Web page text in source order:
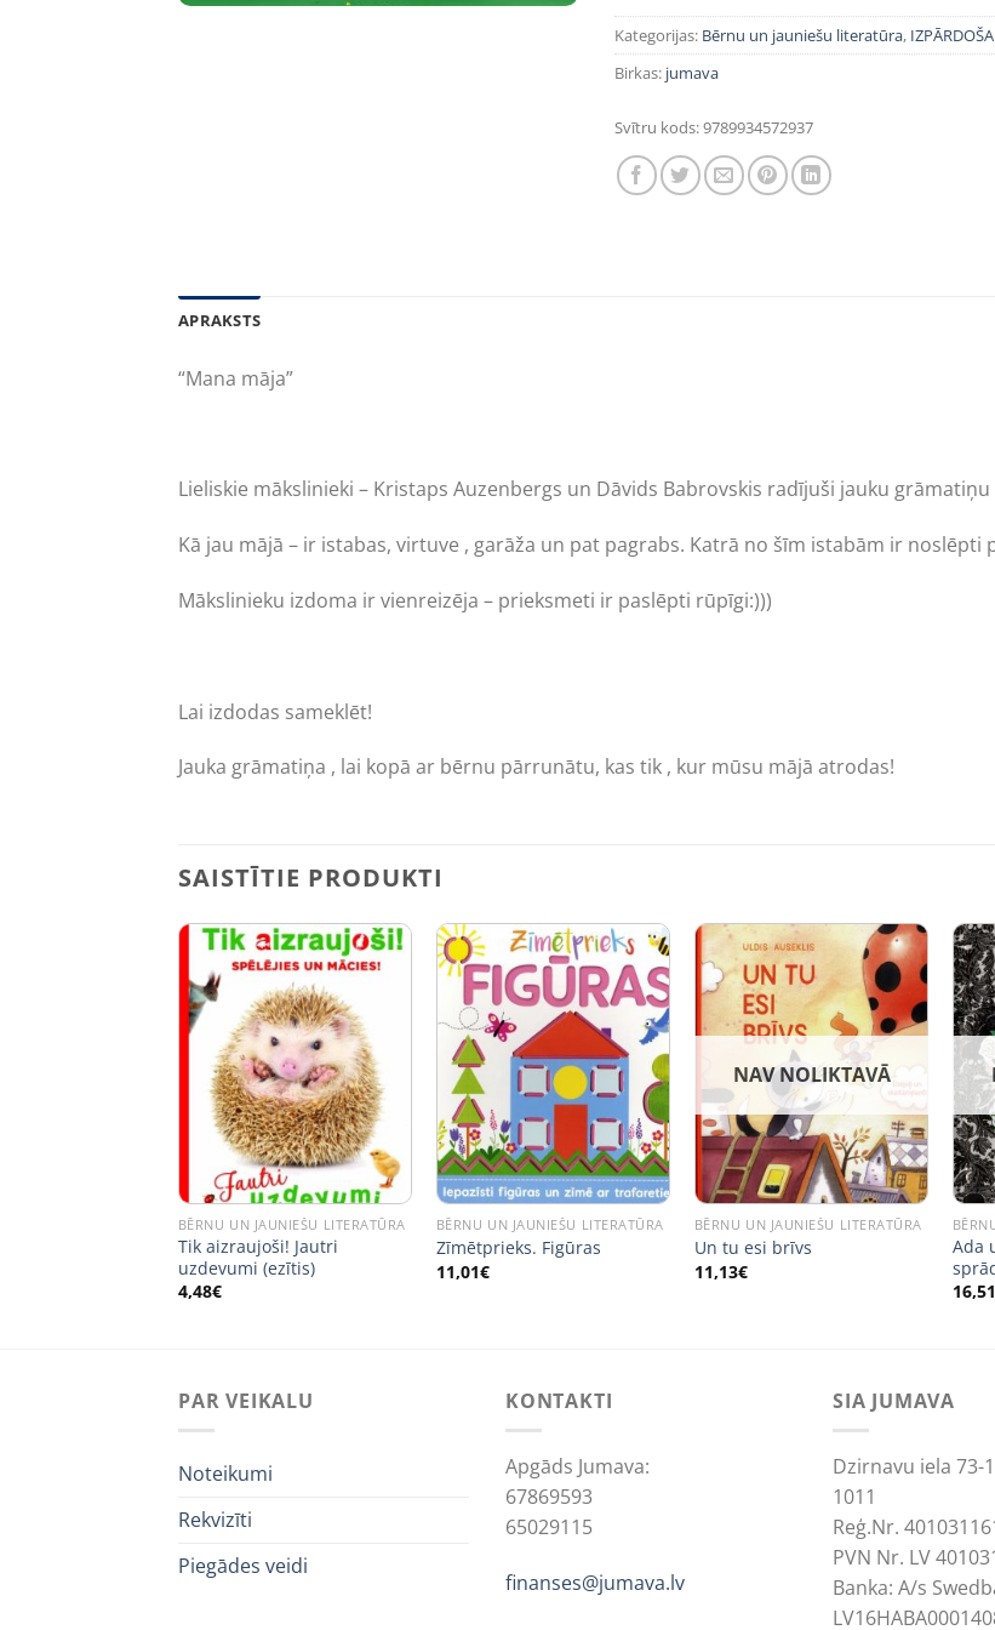
Kategorijas: Bērnu un jauniešu literatūra,
Birkas: jumava
Svītru kods:9789934572937
APRAKSTS
“Mana māja”
Lieliskie mākslinieki – Kristaps Auzenbergs un Dāvids Babrovskis radījuši jauku
Kā jau mājā – ir istabas, virtuve , garāža un pat pagrabs. Katrā no šīm istabām ir noslēpti
Mākslinieku izdoma ir vienreizēja – prieksmeti ir paslēpti rūpīgi:)))
Lai izdodas sameklēt!
Jauka grāmatiņa , lai kopā ar bērnu pārrunātu, kas tik , kur mūsu mājā atrodas!
SAISTĪTIE PRODUKTI
BĒRNU UN JAUNIEŠU LITERATŪRA
Tik aizraujoši! Jautri
uzdevumi (ezītis)
4,48€
BĒRNU UN JAUNIEŠU LITERATŪRA
Zīmētprieks. Figūras
11,01€
NAV NOLIKTAVĀ
BĒRNU UN JAUNIEŠU LITERATŪRA
Un tu esi brīvs
11,13€
Ada
16,51
PAR VEIKALU
Noteikumi
Rekvizīti
Piegādes veidi
KONTAKTI
Apgāds Jumava:
67869593
65029115
finanses@jumava.lv
SIA JUMAVA
Dzirnavu iela 73-
1011
Reģ.Nr.
PVN Nr. LV
Banka: A/s